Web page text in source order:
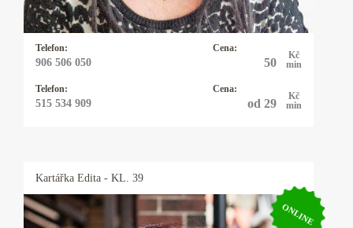
Telefon:
906 506 050
Cena:
50
Kč
min
Telefon:
515 534 909
Cena:
od 29
Kč
min
lidem. Všichni máme právo na lásku, štěstí a
důstojný, plnohodnotný život.
Kartářka Edita - KL. 39
ONLINE